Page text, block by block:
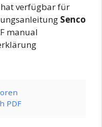
verfügbar für
Senco
manual
PDF